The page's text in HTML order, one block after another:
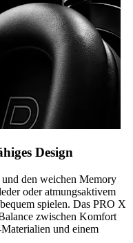
Design
den weichen Memory
oder atmungsaktivem
spielen. Das PRO X
zwischen Komfort
und einem